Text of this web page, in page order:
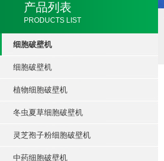
产品列表
PRODUCTS LIST
细胞破壁机
细胞破壁机
植物细胞破壁机
冬虫夏草细胞破壁机
灵芝孢子粉细胞破壁机
中药细胞破壁机